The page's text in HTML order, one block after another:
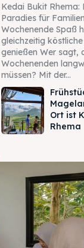
Kedai Bukit Rhema:
Paradies für
Wochenende Spaß
gleichzeitig
genießen Wer sagt,
Wochenenden
müssen? Mit der...
Ort ist
Rhema